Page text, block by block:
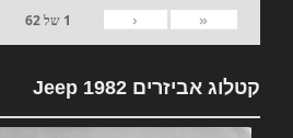
«
‹
1 של62
קטלוג אביזרים 1982 Jeep